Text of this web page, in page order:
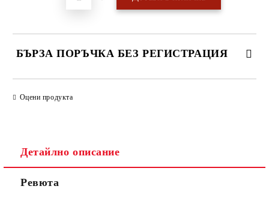
БЪРЗА ПОРЪЧКА БЕЗ РЕГИСТРАЦИЯ
Оцени продукта
Детайлно описание
Ревюта